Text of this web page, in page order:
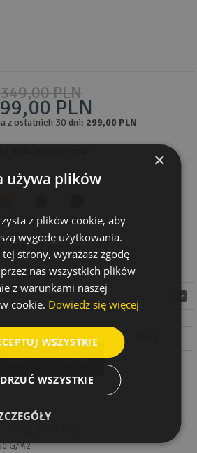
349,00 PLN
PLN
z ostatnich 30 dni: 299,00 PLN
1. Wybierz kolor:
rozmiarów
2. Wybierz rozmiar:
Rozmiar
DODAJ DO KOSZYKA
G/M2
×
używa plików
z plików cookie, aby
wygodę użytkowania.
tej strony, wyrażasz zgodę
nas wszystkich plików
z warunkami naszej
cookie. Dowiedz się więcej
WSZYSTKIE
WSZYSTKIE